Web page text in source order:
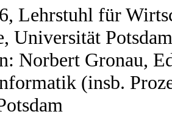
Lehrstuhl für
Universität Potsdam
Norbert Gronau,
(insb.